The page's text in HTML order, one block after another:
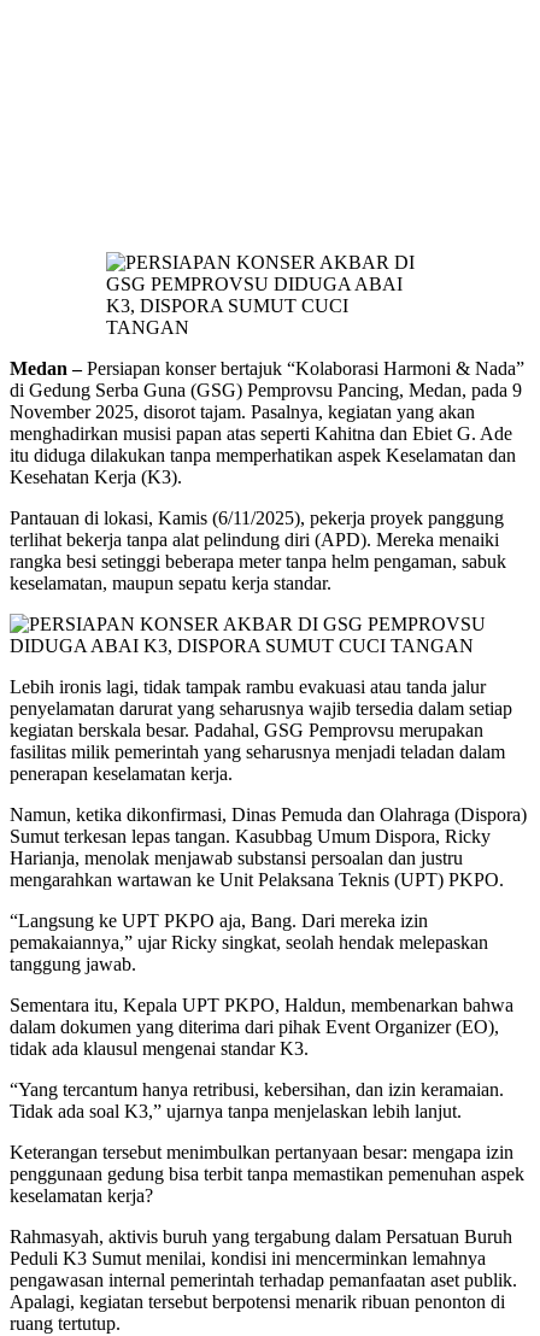
Medan –Persiapan konser bertajuk “Kolaborasi Harmoni & Nada”
di Gedung Serba Guna (GSG) Pemprovsu Pancing, Medan, pada 9
November 2025, disorot tajam. Pasalnya, kegiatan yang akan
menghadirkan musisi papan atas seperti Kahitna dan Ebiet G. Ade
itu diduga dilakukan tanpa memperhatikan aspek Keselamatan dan
Kesehatan Kerja (K3).
Pantauan di lokasi, Kamis (6/11/2025), pekerja proyek panggung
terlihat bekerja tanpa alat pelindung diri (APD). Mereka menaiki
rangka besi setinggi beberapa meter tanpa helm pengaman, sabuk
keselamatan, maupun sepatu kerja standar.
Lebih ironis lagi, tidak tampak rambu evakuasi atau tanda jalur
penyelamatan darurat yang seharusnya wajib tersedia dalam setiap
kegiatan berskala besar. Padahal, GSG Pemprovsu merupakan
fasilitas milik pemerintah yang seharusnya menjadi teladan dalam
penerapan keselamatan kerja.
Namun, ketika dikonfirmasi, Dinas Pemuda dan Olahraga (Dispora)
Sumut terkesan lepas tangan. Kasubbag Umum Dispora, Ricky
Harianja, menolak menjawab substansi persoalan dan justru
mengarahkan wartawan ke Unit Pelaksana Teknis (UPT) PKPO.
“Langsung ke UPT PKPO aja, Bang. Dari mereka izin
pemakaiannya,” ujar Ricky singkat, seolah hendak melepaskan
tanggung jawab.
Sementara itu, Kepala UPT PKPO, Haldun, membenarkan bahwa
dalam dokumen yang diterima dari pihak Event Organizer (EO),
tidak ada klausul mengenai standar K3.
“Yang tercantum hanya retribusi, kebersihan, dan izin keramaian.
Tidak ada soal K3,” ujarnya tanpa menjelaskan lebih lanjut.
Keterangan tersebut menimbulkan pertanyaan besar: mengapa izin
penggunaan gedung bisa terbit tanpa memastikan pemenuhan aspek
keselamatan kerja?
Rahmasyah, aktivis buruh yang tergabung dalam Persatuan Buruh
Peduli K3 Sumut menilai, kondisi ini mencerminkan lemahnya
pengawasan internal pemerintah terhadap pemanfaatan aset publik.
Apalagi, kegiatan tersebut berpotensi menarik ribuan penonton di
ruang tertutup.